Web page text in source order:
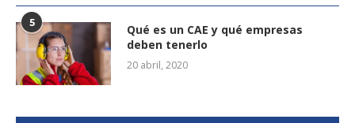
5
Qué es un CAE y qué empresas
deben tenerlo
20 abril, 2020